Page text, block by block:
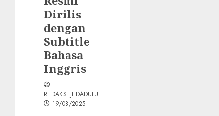
Dirilis
dengan
Subtitle
Bahasa
Inggris
REDAKSI JEDADULU
19/08/2025